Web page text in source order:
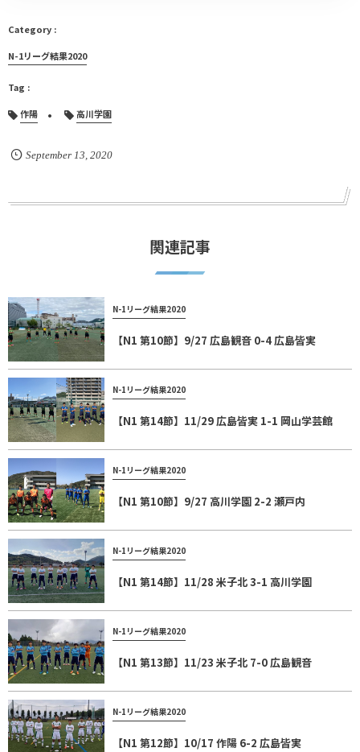
N-1リーグ結果2020
作陽 高川学園
September 13 2020
関連記事
N-1リーグ結果2020
【N1 第10節】9/27 広島観音 0-4 広島皆実
N-1リーグ結果2020
【N1 第14節】11/29 広島皆実 1-1 岡山学芸館
N-1リーグ結果2020
【N1 第10節】9/27 高川学園 2-2 瀬戸内
N-1リーグ結果2020
【N1 第14節】11/28 米子北 3-1 高川学園
N-1リーグ結果2020
【N1 第13節】11/23 米子北 7-0 広島観音
N-1リーグ結果2020
【N1 第12節】10/17 作陽 6-2 広島皆実